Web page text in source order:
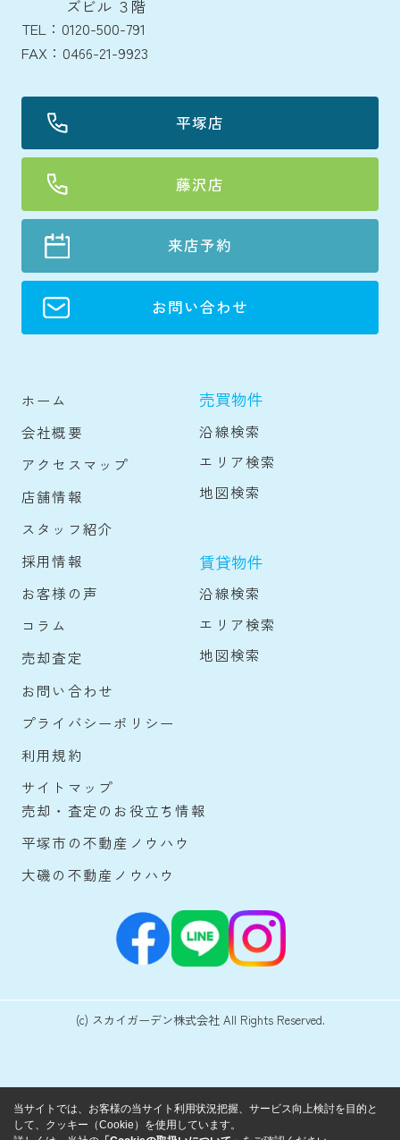
ズビル ３階
TEL：0120-500-791
FAX：0466-21-9923
平塚店
藤沢店
来店予約
お問い合わせ
ホーム
会社概要
アクセスマップ
店舗情報
スタッフ紹介
採用情報
お客様の声
コラム
売却査定
お問い合わせ
プライバシーポリシー
利用規約
サイトマップ
売買物件
沿線検索
エリア検索
地図検索
賃貸物件
沿線検索
エリア検索
地図検索
売却・査定のお役立ち情報
平塚市の不動産ノウハウ
大磯の不動産ノウハウ
(c) スカイガーデン株式会社 All Rights Reserved.
当サイトでは、お客様の当サイト利用状況把握、サービス向上検討を目的と
して、クッキー（Cookie）を使用しています。